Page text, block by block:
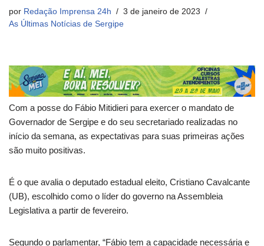
por Redação Imprensa 24h
3 de janeiro de 2023
As Últimas Notícias de Sergipe
Com a posse do Fábio Mitidieri para exercer o mandato de
Governador de Sergipe e do seu secretariado realizadas no
início da semana, as expectativas para suas primeiras ações
são muito positivas.
É o que avalia o deputado estadual eleito, Cristiano Cavalcante
(UB), escolhido como o líder do governo na Assembleia
Legislativa a partir de fevereiro.
Segundo o parlamentar, “Fábio tem a capacidade necessária e